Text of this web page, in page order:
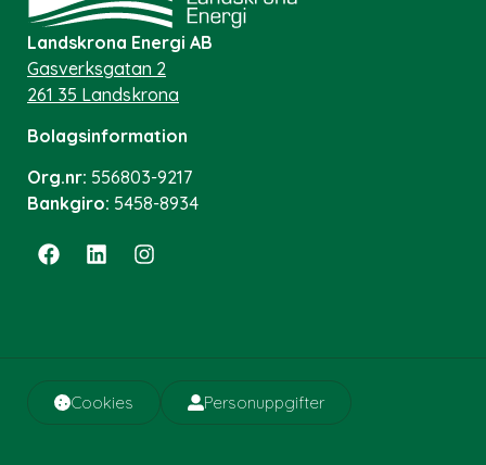
Landskrona Energi AB
Gasverksgatan 2
261 35 Landskrona
Bolagsinformation
Org.nr: 556803-9217
Bankgiro: 5458-8934
Cookies Personuppgifter